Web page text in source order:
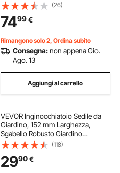
per Scrivania Struttura in Legno,
Sgabello Regolabile per Lavoro
Lettura Meditazione da Casa
Ufficio, Beige
(26)
7499€
Rimangono solo 2, Ordina subito
Consegna:non appena Gio.
Ago. 13
Aggiungi al carrello
VEVOR Inginocchiatoio Sedile da
Giardino, 152 mm Larghezza,
Sgabello Robusto Giardino
Pieghevole con 2 Borse per
Attrezzi, Allevia Dolore al Ginocchio
alla Schiena, Panca Giardino
Portatile
(118)
2990€